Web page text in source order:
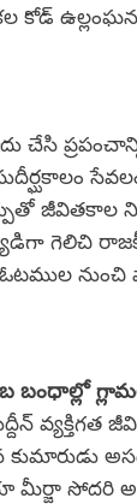
కోడ్
చేసి
సుదీర్ఘకాలం
జీవితకాల
గెలిచి
నుంచి
బంధాల్లో
వ్యక్తిగత
సోదరి